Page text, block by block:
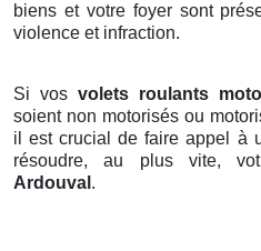
biens et votre foyer sont
violence et infraction.
Si vos volets roulants
soient non motorisés ou
il est crucial de faire appel à
résoudre, au plus vite,
Ardouval .